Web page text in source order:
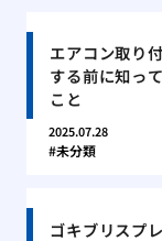
エアコン取り
する前に知っ
こと
2025.07.28
未分類
ゴキブリスプ